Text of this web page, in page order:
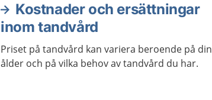
Kostnader och ersättningar
inom tandvård
Priset på tandvård kan variera beroende på din
ålder och på vilka behov av tandvård du har.